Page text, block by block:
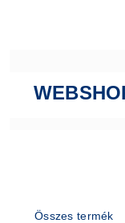
Összes termék